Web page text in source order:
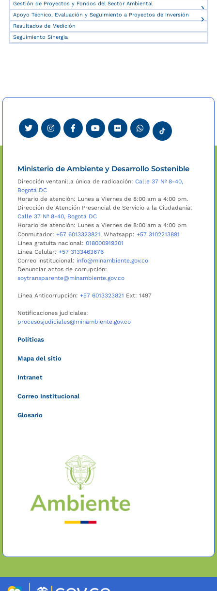
Gestión de Proyectos y Fondos del Sector Ambiental
Apoyo Técnico, Evaluación y Seguimiento a Proyectos de Inversión
Resultados de Medición
Seguimiento Sinergia
Ministerio de Ambiente y Desarrollo Sostenible
Dirección ventanilla única de radicación: Calle 37 Nº 8-40,
Bogotá DC
Horario de atención: Lunes a Viernes de 8:00 am a 4:00 pm.
Dirección de Atención Presencial de Servicio a la Ciudadanía:
Calle 37 Nº 8-40, Bogotá DC
Horario de atención: Lunes a Viernes de 8:00 am a 4:00 pm
Conmutador: +57 6013323821, Whatsapp: +57 3102213891
Línea gratuita nacional: 018000919301
Línea Celular: +57 3133463676
Correo institucional: info@minambiente.gov.co
Denunciar actos de corrupción:
soytransparente@minambiente.gov.co
Línea Anticorrupción: +57 6013323821 Ext: 1497
Notificaciones judiciales:
procesosjudiciales@minambiente.gov.co
Políticas
Mapa del sitio
Intranet
Correo Institucional
Glosario